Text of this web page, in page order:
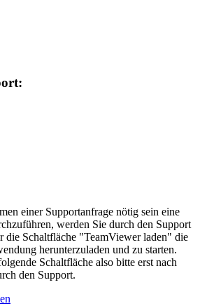
einer Supportanfrage nötig sein eine
werden Sie durch den Support
die Schaltfläche "TeamViewer laden" die
herunterzuladen und zu starten.
Schaltfläche also bitte erst nach
den Support.